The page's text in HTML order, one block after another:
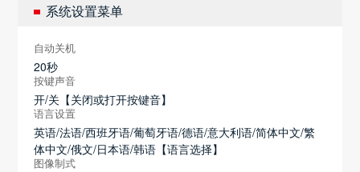
系统设置菜单
自动关机
20秒
按键声音
开/关【关闭或打开按键音】
语言设置
英语/法语/西班牙语/葡萄牙语/德语/意大利语/简体中文/繁
体中文/俄文/日本语/韩语【语言选择】
图像制式